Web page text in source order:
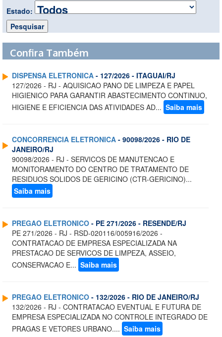
Estado:
Confira Também
DISPENSA ELETRONICA - 127/2026 - ITAGUAI/RJ
127/2026 - RJ - AQUISICAO PANO DE LIMPEZA E PAPEL
HIGIENICO PARA GARANTIR ABASTECIMENTO CONTINUO,
HIGIENE E EFICIENCIA DAS ATIVIDADES AD... Saiba mais
CONCORRENCIA ELETRONICA - 90098/2026 - RIO DE
JANEIRO/RJ
90098/2026 - RJ - SERVICOS DE MANUTENCAO E
MONITORAMENTO DO CENTRO DE TRATAMENTO DE
RESIDUOS SOLIDOS DE GERICINO (CTR-GERICINO)...
Saiba mais
PREGAO ELETRONICO - PE 271/2026 - RESENDE/RJ
PE 271/2026 - RJ - RSD-020116/005916/2026 -
CONTRATACAO DE EMPRESA ESPECIALIZADA NA
PRESTACAO DE SERVICOS DE LIMPEZA, ASSEIO,
CONSERVACAO E... Saiba mais
PREGAO ELETRONICO - 132/2026 - RIO DE JANEIRO/RJ
132/2026 - RJ - CONTRATACAO EVENTUAL E FUTURA DE
EMPRESA ESPECIALIZADA NO CONTROLE INTEGRADO DE
PRAGAS E VETORES URBANO.... Saiba mais